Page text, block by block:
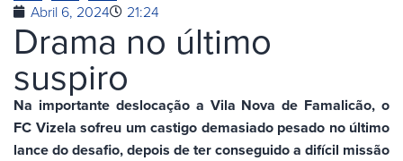
Abril 6, 2024 21:24
Drama no último
suspiro
Na importante deslocação a Vila Nova de Famalicão, o
FC Vizela sofreu um castigo demasiado pesado no último
lance do desafio, depois de ter conseguido a difícil missão